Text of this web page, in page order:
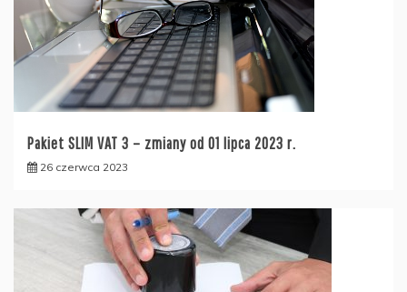
Pakiet SLIM VAT 3 – zmiany od 01 lipca 2023 r.
26 czerwca 2023